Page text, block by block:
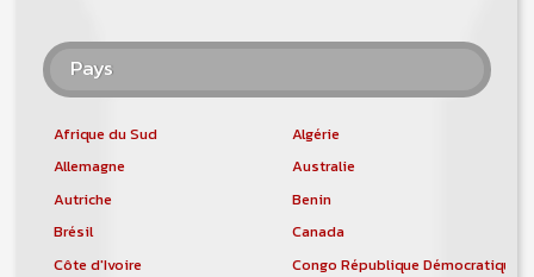
Pays
Afrique du Sud
Algérie
Allemagne
Australie
Autriche
Benin
Brésil
Canada
Côte d'Ivoire
Congo République Démocratique